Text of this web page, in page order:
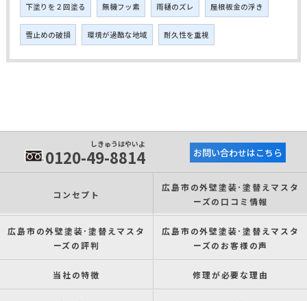
下塗りを２回塗る 無機フッ素 雨樋のズレ 屋根板金の浮き
雪止めの破損 環境が過酷な地域 耐久性を重視
しきゅうはやいよ
0120-49-8814 お問い合わせはこちら
コンセプト
広島市の外壁塗装･塗替えマスタ
ーズの口コミ情報
広島市の外壁塗装･塗替えマスタ
ーズの評判
広島市の外壁塗装･塗替えマスタ
ーズのお客様の声
当社の特徴 修理が必要な理由